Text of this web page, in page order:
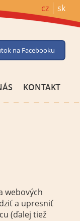
cz sk
na Facebooku
KONTAKT
webových
a upresniť
(ďalej tiež